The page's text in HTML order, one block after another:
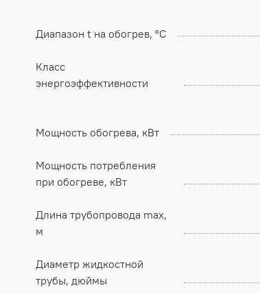
Диапазон t на обогрев, °C
Класс
энергоэффективности
Мощность обогрева, кВт
Мощность потребления
при обогреве, кВт
Длина трубопровода max,
м
Диаметр жидкостной
трубы, дюймы